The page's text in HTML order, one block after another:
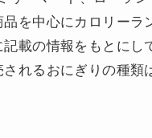
品を中心にカロリー
載の情報をもとにし
れるおにぎりの種